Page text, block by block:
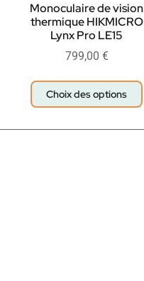
Monoculaire de vision
thermique HIKMICRO
Lynx Pro LE15
799,00 €
Choix des options